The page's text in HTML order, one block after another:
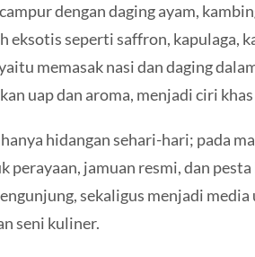
dengan daging ayam,
eksotis seperti saffron, kapulaga,
memasak nasi dan daging
uap dan aroma, menjadi ciri
hidangan sehari-hari; pada
perayaan, jamuan resmi, dan
sekaligus menjadi
seni kuliner.